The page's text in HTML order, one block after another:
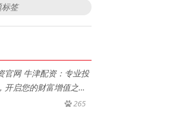
签
官网 牛津配资：专业投
开启您的财富增值之
265